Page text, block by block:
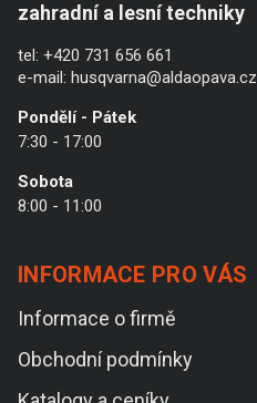
zahradní a lesní techniky
tel: +420 731 656 661
e-mail: husqvarna@aldaopava.cz
Pondělí - Pátek
7:30 - 17:00
Sobota
8:00 - 11:00
INFORMACE PRO VÁS
Informace o firmě
Obchodní podmínky